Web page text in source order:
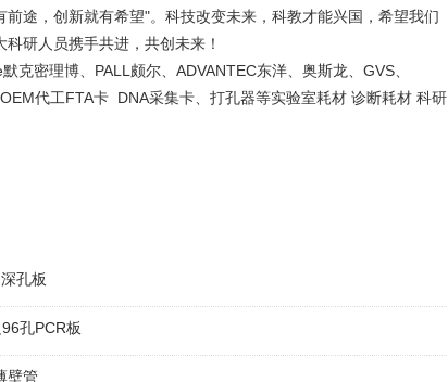
前途，创新就有希望"。科技改变未来，科教才能兴国，希望我们
研人员携手共进，共创未来！
默克密理博、 PALL 颇尔、 ADVANTEC东洋、奥斯龙、 GVS、
OEM代工FTA卡 DNA采集卡、打孔器等实验室耗材 诊断耗材 科研
孔板
孔PCR板
壁管